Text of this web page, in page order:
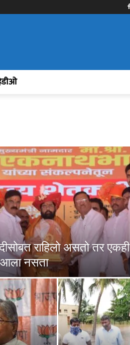
राहिलो असतो तर एकही
नसता